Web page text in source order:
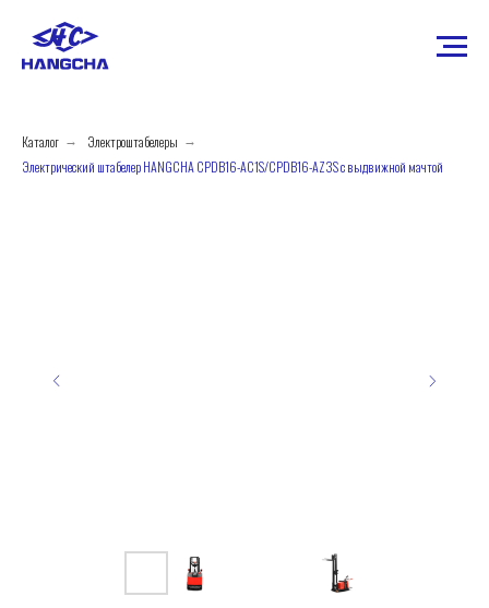
Каталог → Электроштабелеры →
Электрический штабелер HANGCHA CPDB16-AC1S/CPDB16-AZ3S с выдвижной мачтой